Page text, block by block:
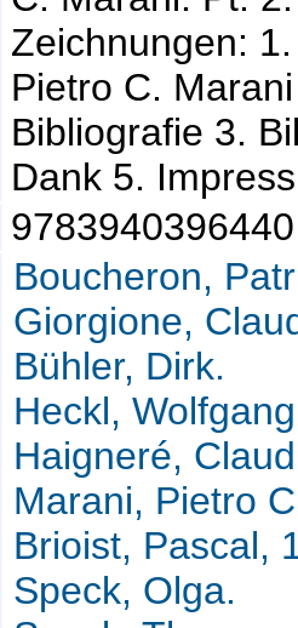
Zeichnungen:
Pietro C.
Bibliografie 3.
Dank 5.
9783940396440
Boucheron,
Giorgione,
Bühler, Dirk.
Heckl,
Haigneré,
Marani, Pietro
Brioist, Pascal,
Speck, Olga.